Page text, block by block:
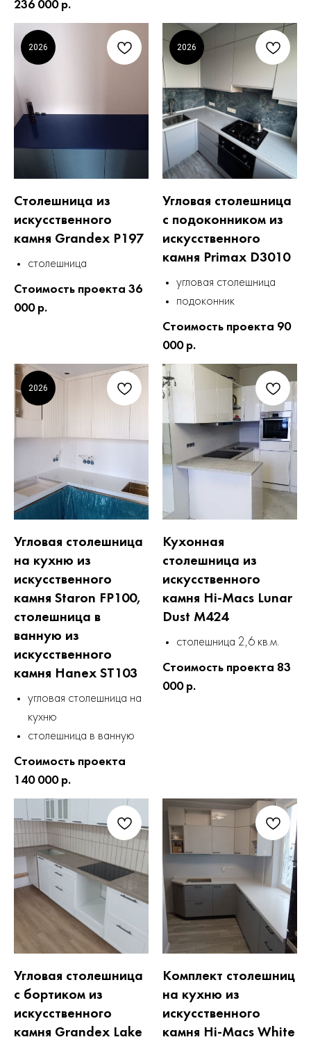
236 000 р.
2026
Столешница из
искусственного
камня Grandex P197
столешница
Стоимость проекта 36
000 р.
2026
Угловая столешница
с подоконником из
искусственного
камня Primax D3010
угловая столешница
подоконник
Стоимость проекта 90
000 р.
2026
Угловая столешница
на кухню из
искусственного
камня Staron FP100,
столешница в
ванную из
искусственного
камня Hanex ST103
угловая столешница на
кухню
столешница в ванную
Стоимость проекта
140 000 р.
Кухонная
столешница из
искусственного
камня Hi-Macs Lunar
Dust M424
столешница 2,6 кв.м.
Стоимость проекта 83
000 р.
Угловая столешница
с бортиком из
искусственного
камня Grandex Lake
Комплект столешниц
на кухню из
искусственного
камня Hi-Macs White